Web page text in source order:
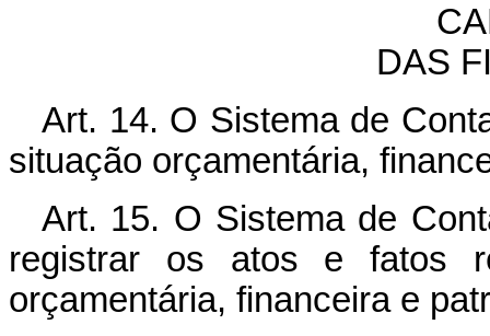
DAS
Art. 14. O Sistema de
situação orçamentária,
Art. 15. O Sistema de
registrar os atos e fatos
orçamentária, financeira e